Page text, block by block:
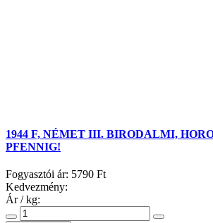
1944 F, NÉMET III. BIRODALMI,
PFENNIG!
Fogyasztói ár: 5790 Ft
Kedvezmény:
Ár / kg: